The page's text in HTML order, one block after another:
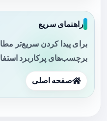
راهنمای سریع
برای پیدا کردن سریع‌تر
برچسب‌های پرکاربرد
صفحه اصلی